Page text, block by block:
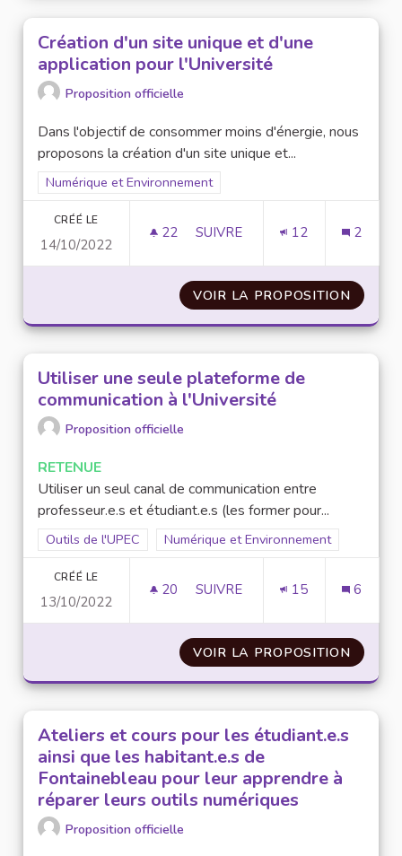
Création d'un site unique et d'une
application pour l'Université
Proposition officielle
Dans l'objectif de consommer moins d'énergie, nous
proposons la création d'un site unique et...
Filtrer les résultats pour le secteur : Numérique et
Numérique et Environnement
CRÉÉ LE
14/10/2022
22 22 ABONNÉS
SUIVRE 12 2
VOIR LA PROPOSITION
Utiliser une seule plateforme de
communication à l'Université
Proposition officielle
RETENUE
Utiliser un seul canal de communication entre
professeur.e.s et étudiant.e.s (les former pour...
Filtrer les résultats de la catégorie : Outils de l'UPEC
Outils de l'UPEC Filtrer les résultats pour le secteur :
Numérique et Environnement
CRÉÉ LE
13/10/2022
20 20 ABONNÉS
SUIVRE 15 6
VOIR LA PROPOSITION
Ateliers et cours pour les étudiant.e.s
ainsi que les habitant.e.s de
Fontainebleau pour leur apprendre à
réparer leurs outils numériques
Proposition officielle